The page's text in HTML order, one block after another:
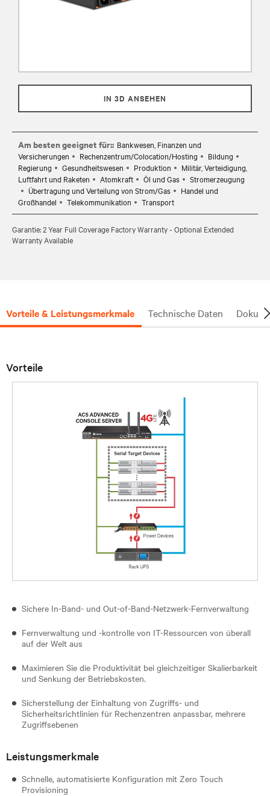
IN 3D ANSEHEN
Am besten geeignet für:: Bankwesen, Finanzen und
Versicherungen
Rechenzentrum/Colocation/Hosting
Bildung
Regierung
Gesundheitswesen Produktion
Militär, Verteidigung,
Luftfahrt und Raketen
Atomkraft Öl und Gas
Stromerzeugung
Übertragung und Verteilung von Strom/Gas
Handel und
Großhandel
Telekommunikation Transport
Garantie: 2 Year Full Coverage Factory Warranty - Optional Extended
Warranty Available
Vorteile & Leistungsmerkmale Technische Daten
Vorteile
Sichere In-Band- und Out-of-Band-Netzwerk-Fernverwaltung
Fernverwaltung und -kontrolle von IT-Ressourcen von überall
auf der Welt aus
Maximieren Sie die Produktivität bei gleichzeitiger Skalierbarkeit
und Senkung der Betriebskosten.
Sicherstellung der Einhaltung von Zugriffs- und
Sicherheitsrichtlinien für Rechenzentren anpassbar, mehrere
Zugriffsebenen
Leistungsmerkmale
Schnelle, automatisierte Konfiguration mit Zero Touch
Provisioning